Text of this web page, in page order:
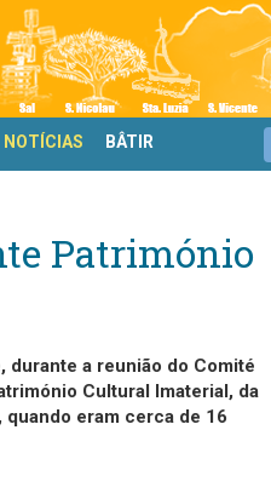
NOTÍCIAS BÂTIR
Património
a reunião do Comité
Cultural Imaterial, da
quando eram cerca de 16